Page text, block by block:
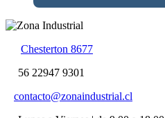
Chesterton 8677
56 22947 9301
contacto@zonaindustrial.cl